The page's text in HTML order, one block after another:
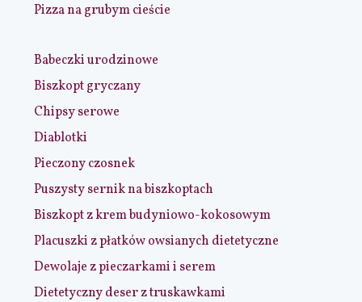
Pizza na grubym cieście
Babeczki urodzinowe
Biszkopt gryczany
Chipsy serowe
Diablotki
Pieczony czosnek
Puszysty sernik na biszkoptach
Biszkopt z krem budyniowo-kokosowym
Placuszki z płatków owsianych dietetyczne
Dewolaje z pieczarkami i serem
Dietetyczny deser z truskawkami